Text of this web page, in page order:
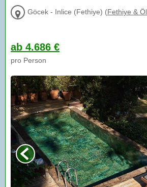
Göcek - Inlice (Fethiye) (Fethiye &
ab 4.686 €
pro Person